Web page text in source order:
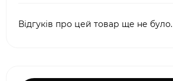
Відгуків про цей товар ще не було.